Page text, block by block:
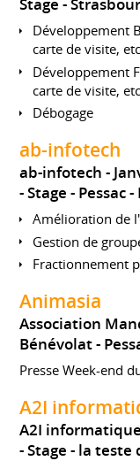
Stage
Développement
carte de visite,
Développement
carte de visite,
Débogage
ab-infotech
ab-infotech
Stage
Pessac
Amélioration de
Gestion de
Fractionnement
Animasia
Association
Bénévolat
Presse Week-end
A2I
A2I informatique
Stage
la teste